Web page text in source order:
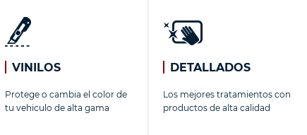
VINILOS
Protege o cambia el color de
tu vehiculo de alta gama
DETALLADOS
Los mejores tratamientos con
productos de alta calidad